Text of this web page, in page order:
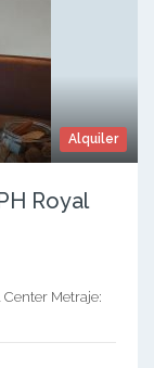
Alquiler
Royal
Metraje: